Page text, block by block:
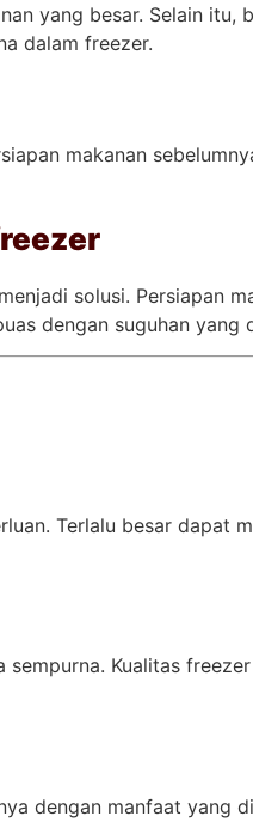
yang besar. Selain itu,
dalam freezer.
makanan
solusi. Persiapan
dengan suguhan yang
Terlalu besar dapat
Kualitas
dengan manfaat yang